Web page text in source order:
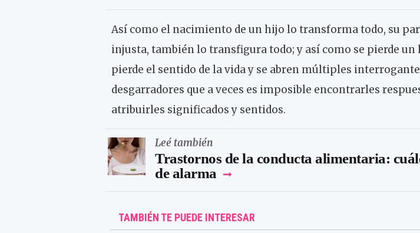
Así como el nacimiento de un hijo lo transforma todo, su
injusta, también lo transfigura todo; y así como se pierde un
pierde el sentido de la vida y se abren múltiples
desgarradores que a veces es imposible encontrarles
atribuirles significados y sentidos.
Leé también
Trastornos de la conducta alimentaria:
de alarma
TAMBIÉN TE PUEDE INTERESAR